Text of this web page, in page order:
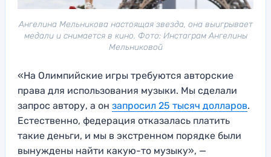
Ангелина Мельникова настоящая звезда, она выигрывает
медали и снимается в кино. Фото: Инстаграм Ангелины
Мельниковой
«На Олимпийские игры требуются авторские
права для использования музыки. Мы сделали
запрос автору, а он запросил 25 тысяч долларов.
Естественно, федерация отказалась платить
такие деньги, и мы в экстренном порядке были
вынуждены найти какую-то музыку», —